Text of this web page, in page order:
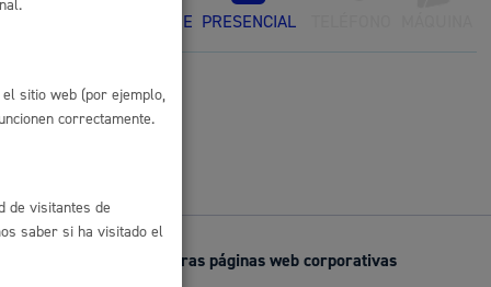
ONLINE PRESENCIAL
Otras páginas web corporativas
sitio web (por ejemplo,
correctamente.
de visitantes de
saber si ha visitado el